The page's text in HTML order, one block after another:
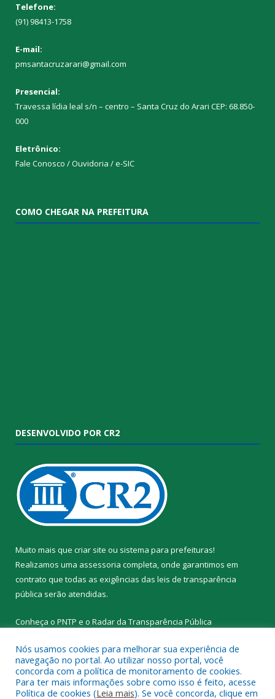
Telefone:
(91) 98413-1758
E-mail:
pmsantacruzarari@gmail.com
Presencial:
Travessa lídia leal s/n – centro – Santa Cruz do Arari CEP: 68.850-
000
Eletrônico:
Fale Conosco / Ouvidoria / e-SIC
COMO CHEGAR NA PREFEITURA
DESENVOLVIDO POR CR2
Muito mais que criar site ou sistema para prefeituras!
Realizamos uma assessoria completa, onde garantimos em
contrato que todas as exigências das leis de transparência
pública serão atendidas.
Conheça o PNTP e o Radar da Transparência Pública
Todos os direitos reservados a Prefeitura Municipal de Santa
Nós usamos cookies para melhorar sua experiência de
navegação no portal. Ao utilizar nosso portal, você
concorda com a política de monitoramento de cookies.
Para ter mais informações sobre como isso é feito, acesse
Política de cookies (Leia mais). Se você concorda, clique em